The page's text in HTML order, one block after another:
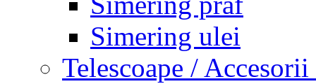
Simering ulei
Telescoape / Accesorii